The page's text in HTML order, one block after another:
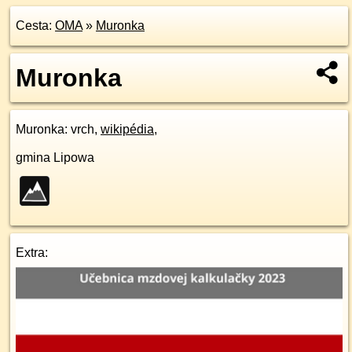
Cesta: OMA» Muronka
Muronka
Muronka: vrch, wikipédia,
gmina Lipowa
Extra: